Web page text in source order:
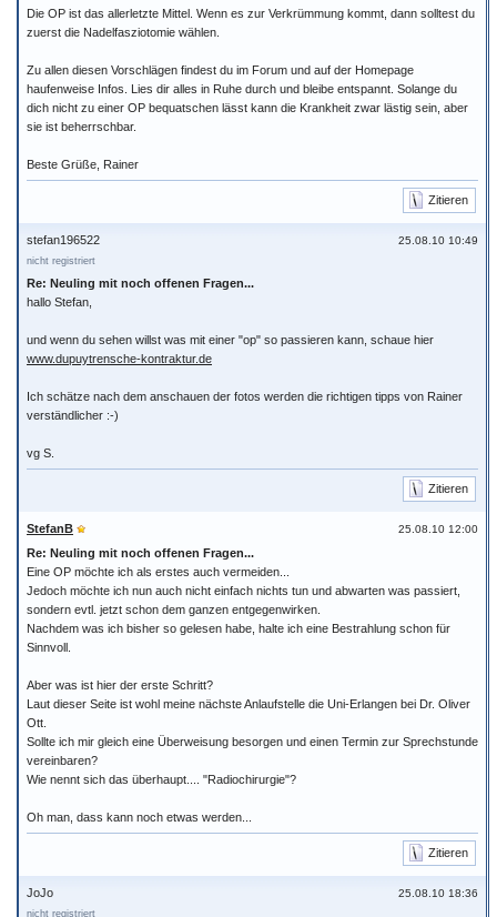
Die OP ist das allerletzte Mittel. Wenn es zur Verkrümmung kommt, dann solltest du
zuerst die Nadelfasziotomie wählen.
Zu allen diesen Vorschlägen findest du im Forum und auf der Homepage
haufenweise Infos. Lies dir alles in Ruhe durch und bleibe entspannt. Solange du
dich nicht zu einer OP bequatschen lässt kann die Krankheit zwar lästig sein, aber
sie ist beherrschbar.
Beste Grüße, Rainer
Zitieren
25.08.10 10:49
stefan196522
nicht registriert
Re: Neuling mit noch offenen Fragen...
hallo Stefan,
und wenn du sehen willst was mit einer "op" so passieren kann, schaue hier
www.dupuytrensche-kontraktur.de
Ich schätze nach dem anschauen der fotos werden die richtigen tipps von Rainer
verständlicher :-)
vg S.
Zitieren
25.08.10 12:00
StefanB
Re: Neuling mit noch offenen Fragen...
Eine OP möchte ich als erstes auch vermeiden...
Jedoch möchte ich nun auch nicht einfach nichts tun und abwarten was passiert,
sondern evtl. jetzt schon dem ganzen entgegenwirken.
Nachdem was ich bisher so gelesen habe, halte ich eine Bestrahlung schon für
Sinnvoll.
Aber was ist hier der erste Schritt?
Laut dieser Seite ist wohl meine nächste Anlaufstelle die Uni-Erlangen bei Dr. Oliver
Ott.
Sollte ich mir gleich eine Überweisung besorgen und einen Termin zur Sprechstunde
vereinbaren?
Wie nennt sich das überhaupt.... "Radiochirurgie"?
Oh man, dass kann noch etwas werden...
Zitieren
25.08.10 18:36
JoJo
nicht registriert